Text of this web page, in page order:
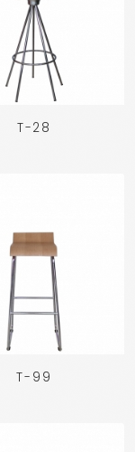
T-28
T-99